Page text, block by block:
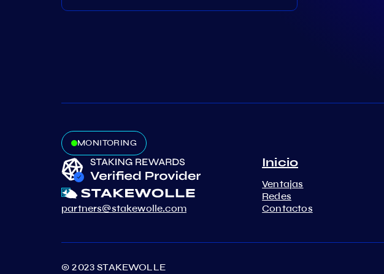
MONITORING
partners@stakewolle.com
Inicio
Ventajas
Redes
Contactos
© 2023 STAKEWOLLE